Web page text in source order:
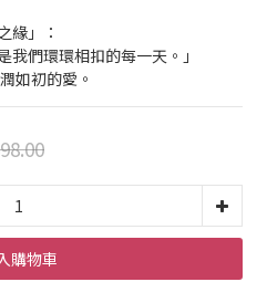
緣」：
我們環環相扣的每一天。」
如初的愛。
購物車